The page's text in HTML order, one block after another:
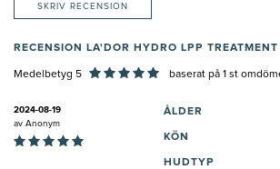
SKRIV RECENSION
RECENSION LA'DOR HYDRO LPP TREATMENT
Medelbetyg 5 baserat på 1 st
2024-08-19
av Anonym
ÅLDER
KÖN
HUDTYP